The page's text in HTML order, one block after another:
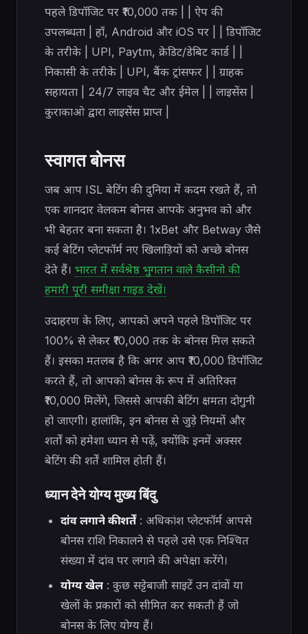
पहले डिपॉजिट पर ₹10,000 तक | | ऐप की
उपलब्धता | हाँ, Android और iOS पर | | डिपॉजिट
के तरीके | UPI, Paytm, क्रेडिट/डेबिट कार्ड | |
निकासी के तरीके | UPI, बैंक ट्रांसफर | | ग्राहक
सहायता | 24/7 लाइव चैट और ईमेल | | लाइसेंस |
कुराकाओ द्वारा लाइसेंस प्राप्त |
स्वागत बोनस
जब आप ISL बेटिंग की दुनिया में कदम रखते हैं, तो
एक शानदार वेलकम बोनस आपके अनुभव को और
भी बेहतर बना सकता है। 1xBet और Betway जैसे
कई बेटिंग प्लेटफॉर्म नए खिलाड़ियों को अच्छे बोनस
देते हैं। भारत में सर्वश्रेष्ठ भुगतान वाले कैसीनो की
हमारी पूरी समीक्षा गाइड देखें।
उदाहरण के लिए, आपको अपने पहले डिपॉजिट पर
100% से लेकर ₹10,000 तक के बोनस मिल सकते
हैं। इसका मतलब है कि अगर आप ₹10,000 डिपॉजिट
करते हैं, तो आपको बोनस के रूप में अतिरिक्त
₹10,000 मिलेंगे, जिससे आपकी बेटिंग क्षमता दोगुनी
हो जाएगी। हालांकि, इन बोनस से जुड़े नियमों और
शर्तों को हमेशा ध्यान से पढ़ें, क्योंकि इनमें अक्सर
बेटिंग की शर्तें शामिल होती हैं।
ध्यान देने योग्य मुख्य बिंदु
दांव लगाने की शर्तें: अधिकांश प्लेटफॉर्म आपसे
बोनस राशि निकालने से पहले उसे एक निश्चित
संख्या में दांव पर लगाने की अपेक्षा करेंगे।
योग्य खेल: कुछ सट्टेबाजी साइटें उन दांवों या
खेलों के प्रकारों को सीमित कर सकती हैं जो
बोनस के लिए योग्य हैं।